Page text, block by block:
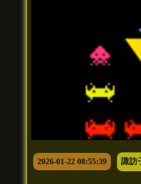
2026-01-22 08:55:39 諏訪